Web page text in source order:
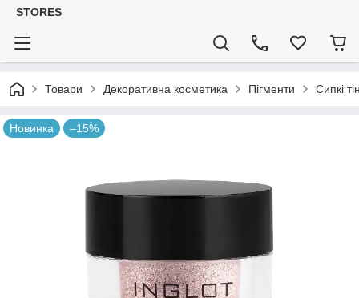
STORES
Товари Декоративна косметика Пігменти Сипкі
Новинка –15%